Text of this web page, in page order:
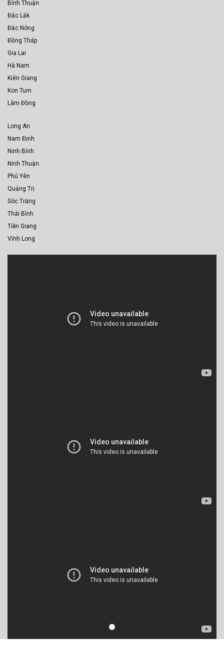
Bình Thuận
Đắc Lắk
Đắc Nông
Đồng Tháp
Gia Lai
Hà Nam
Kiên Giang
Kon Tum
Lâm Đồng
Long An
Nam Định
Ninh Bình
Ninh Thuận
Phú Yên
Quảng Trị
Sóc Trăng
Thái Bình
Tiền Giang
Vĩnh Long